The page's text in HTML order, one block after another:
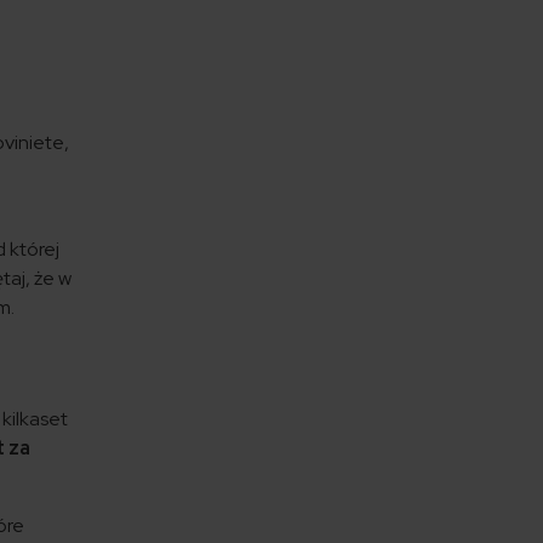
której
że w
za